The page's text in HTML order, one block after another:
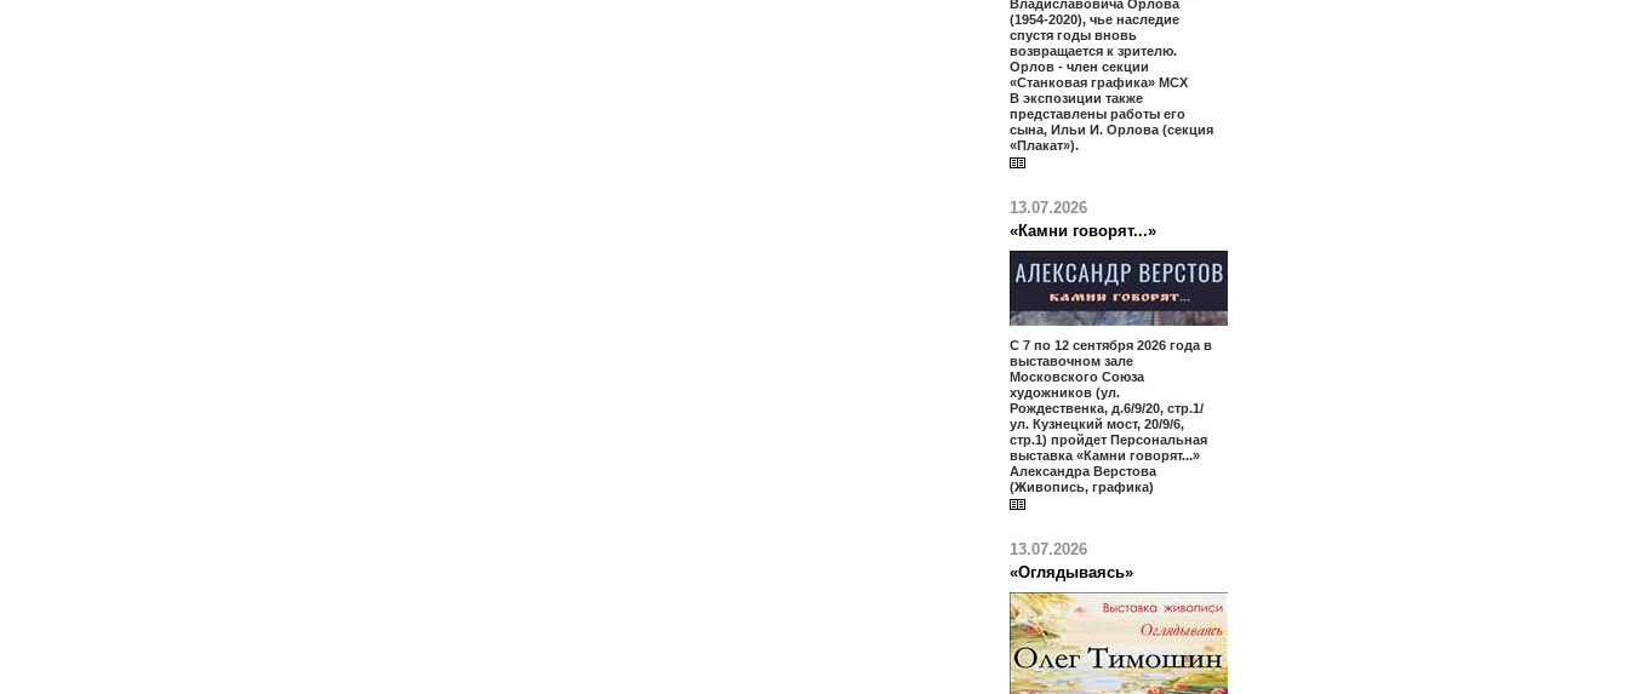
Владиславовича Орлова
(1954-2020), чье наследие
спустя годы вновь
возвращается к зрителю.
Орлов - член секции
«Станковая графика» МСХ
В экспозиции также
представлены работы его
сына, Ильи И. Орлова (секция
«Плакат»).
13.07.2026
«Камни говорят...»
С 7 по 12 сентября 2026 года в
выставочном зале
Московского Союза
художников (ул.
Рождественка, д.6/9/20, стр.1/
ул. Кузнецкий мост, 20/9/6,
стр.1) пройдет Персональная
выставка «Камни говорят...»
Александра Верстова
(Живопись, графика)
13.07.2026
«Оглядываясь»